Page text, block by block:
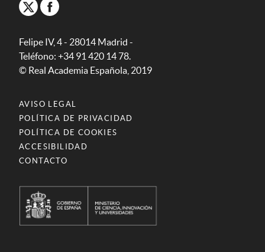
Felipe IV, 4 - 28014 Madrid -
Teléfono: +34 91 420 14 78.
© Real Academia Española, 2019
AVISO LEGAL
POLÍTICA DE PRIVACIDAD
POLÍTICA DE COOKIES
ACCESIBILIDAD
CONTACTO